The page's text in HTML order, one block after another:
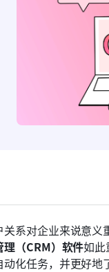
系对企业来说意
理（CRM）软件如此
化任务，并更好地